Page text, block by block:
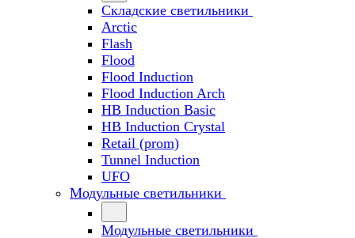
Складские светильники
Arctic
Flash
Flood
Flood Induction
Flood Induction Arch
HB Induction Basic
HB Induction Crystal
Retail (prom)
Tunnel Induction
UFO
Модульные светильники
Модульные светильники